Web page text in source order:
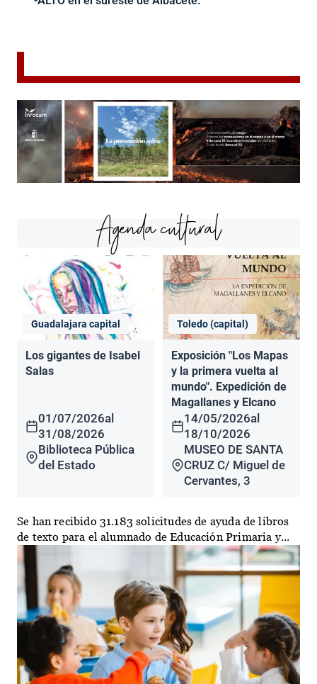
Agenda cultural
Guadalajara capital
Los gigantes de Isabel
Salas
01/07/2026al
31/08/2026
Biblioteca Pública
del Estado
Toledo (capital)
Exposición "Los Mapas
y la primera vuelta al
mundo". Expedición de
Magallanes y Elcano
14/05/2026al
18/10/2026
MUSEO DE SANTA
CRUZ C/ Miguel de
Cervantes, 3
Se han recibido 31.183 solicitudes de ayuda de libros
de texto para el alumnado de Educación Primaria y...